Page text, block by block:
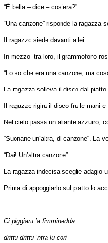
“È bella ‒ dice ‒ cos’era?”.
“Una canzone” risponde la ragazza
Il ragazzo siede davanti a lei.
In mezzo, tra loro, il grammofono
“Lo so che era una canzone, ma
La ragazza solleva il disco dal
Il ragazzo rigira il disco fra le mani
Nel cielo passa un aliante azzurro,
“Suonane un’altra, di canzone”. La
“Dai! Un’altra canzone”.
La ragazza indecisa sceglie adagio
Prima di appoggiarlo sul piatto lo
Ci piggiaru ’a fimminedda
drittu drittu ’ntra lu cori